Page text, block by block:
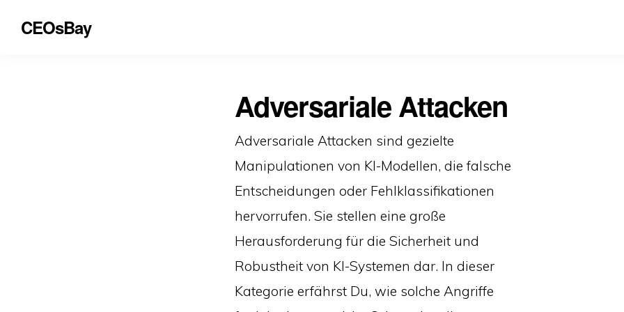
CEOsBay
Adversariale Attacken
Adversariale Attacken sind gezielte
Manipulationen von KI-Modellen, die falsche
Entscheidungen oder Fehlklassifikationen
hervorrufen. Sie stellen eine große
Herausforderung für die Sicherheit und
Robustheit von KI-Systemen dar. In dieser
Kategorie erfährst Du, wie solche Angriffe